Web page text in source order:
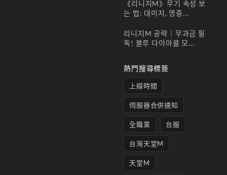
活動
商城-
活動
『防
破秘
《리니지M》무기 속성 보
는 법: 대미지, 명중...
리니지M 공략｜무과금 필
독! 블루 다이아를 모...
熱門搜尋標簽
上線時間
伺服器合併通知
全職業 台服
台灣天堂M
天堂M